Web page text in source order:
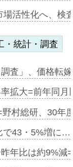
場活性化へ、検
・統計・調査
査」、価格転
拡大=前年同
村総研、30年
で43・5%増に…
年比は約9%